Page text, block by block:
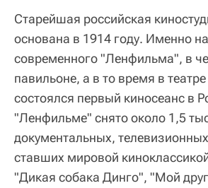
Старейшая российская
основана в 1914 году. Именно
современного "Ленфильма", в
павильоне, а в то время в
состоялся первый киносеанс в
"Ленфильме" снято около 1,5
документальных,
ставших мировой
"Дикая собака Динго", "Мой